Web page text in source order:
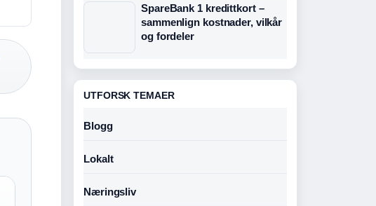
SpareBank 1 kredittkort –
sammenlign kostnader, vilkår
og fordeler
UTFORSK TEMAER
Blogg
Lokalt
Næringsliv